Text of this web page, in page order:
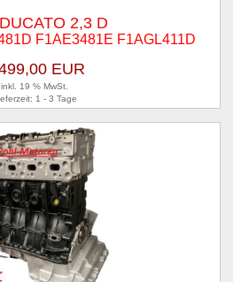
2,3 D
F1AE3481E F1AGL411D
EUR
inkl. 19 % MwSt.
1 - 3 Tage